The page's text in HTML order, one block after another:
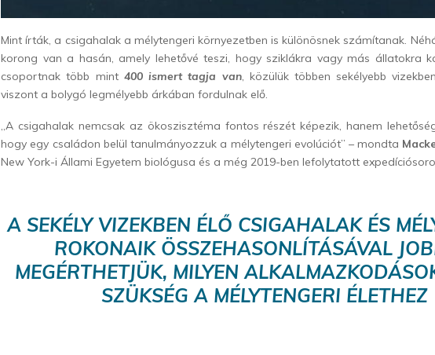
Mint írták, a csigahalak a mélytengeri környezetben is különösnek számítanak.
korong van a hasán, amely lehetővé teszi, hogy sziklákra vagy más állatokra
csoportnak több mint 400 ismert tagja van, közülük többen sekélyebb
viszont a bolygó legmélyebb árkában fordulnak elő.
„A csigahalak nemcsak az ökoszisztéma fontos részét képezik, hanem
hogy egy családon belül tanulmányozzuk a mélytengeri evolúciót” – mondta
New York-i Állami Egyetem biológusa és a még 2019-ben lefolytatott
A SEKÉLY VIZEKBEN ÉLŐ CSIGAHALAK ÉS
ROKONAIK ÖSSZEHASONLÍTÁSÁVAL
MEGÉRTHETJÜK, MILYEN
SZÜKSÉG A MÉLYTENGERI ÉLETHEZ